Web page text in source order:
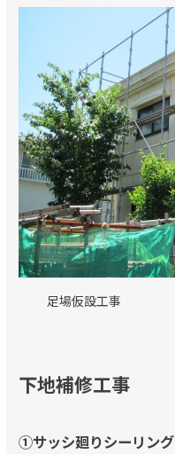
足場仮設工事
下地補修工事
①サッシ廻りシーリング